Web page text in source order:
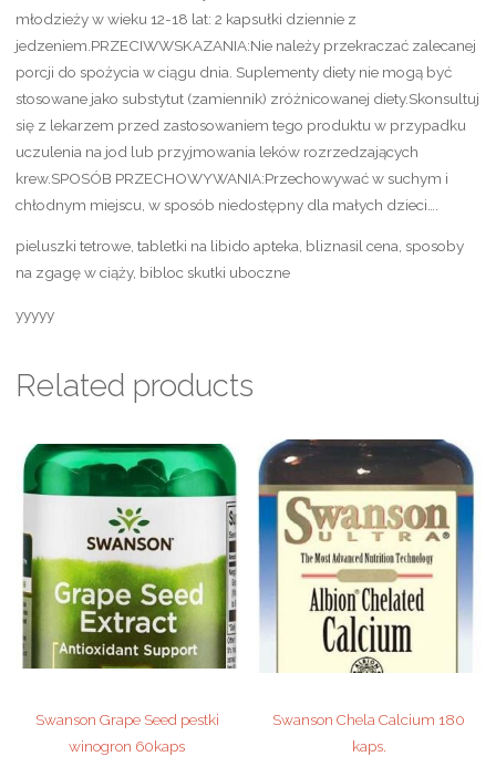
młodzieży w wieku 12-18 lat: 2 kapsułki dziennie z
jedzeniem.PRZECIWWSKAZANIA:Nie należy przekraczać zalecanej
porcji do spożycia w ciągu dnia. Suplementy diety nie mogą być
stosowane jako substytut (zamiennik) zróżnicowanej diety.Skonsultuj
się z lekarzem przed zastosowaniem tego produktu w przypadku
uczulenia na jod lub przyjmowania leków rozrzedzających
krew.SPOSÓB PRZECHOWYWANIA:Przechowywać w suchym i
chłodnym miejscu, w sposób niedostępny dla małych dzieci….
pieluszki tetrowe, tabletki na libido apteka, bliznasil cena, sposoby
na zgagę w ciąży, bibloc skutki uboczne
yyyyy
Related products
Swanson Grape Seed pestki
winogron 60kaps
Swanson Chela Calcium 180
kaps.